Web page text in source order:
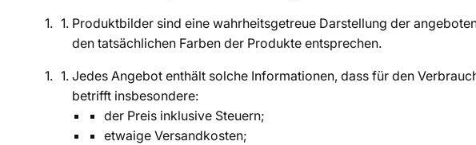
Produktbilder sind eine wahrheitsgetreue Darstellung der
den tatsächlichen Farben der Produkte entsprechen.
Jedes Angebot enthält solche Informationen, dass für den
betrifft insbesondere:
der Preis inklusive Steuern;
etwaige Versandkosten;